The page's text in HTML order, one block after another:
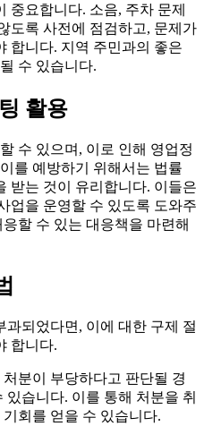
중요합니다. 소음, 주차 문제
도록 사전에 점검하고, 문제가
합니다. 지역 주민과의 좋은
수 있습니다.
활용
수 있으며, 이로 인해 영업정
를 예방하기 위해서는 법률
받는 것이 유리합니다. 이들은
업을 운영할 수 있도록 도와주
할 수 있는 대응책을 마련해
되었다면, 이에 대한 구제 절
합니다.
처분이 부당하다고 판단될 경
있습니다. 이를 통해 처분을 취
회를 얻을 수 있습니다.